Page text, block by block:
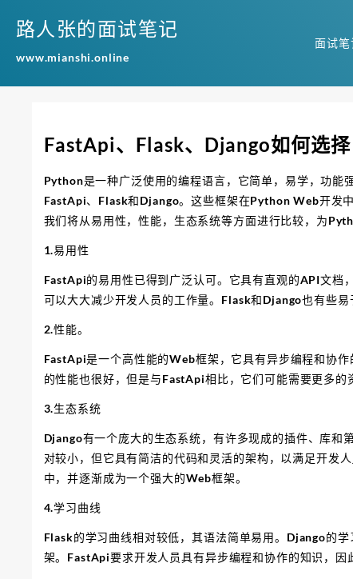
路人张的面试笔记
www.mianshi.online
面试笔
FastApi、Flask、Django如何选择
Python是一种广泛使用的编程语言，它简单，易学，功
FastApi、Flask和Django。这些框架在Python Web开发
我们将从易用性，性能，生态系统等方面进行比较，为
1.易用性
FastApi的易用性已得到广泛认可。它具有直观的API文档
可以大大减少开发人员的工作量。Flask和Django也有些易
2.性能。
FastApi是一个高性能的Web框架，它具有异步编程和协
的性能也很好，但是与FastApi相比，它们可能需要更多的
3.生态系统
Django有一个庞大的生态系统，有许多现成的插件、库和
对较小，但它具有简洁的代码和灵活的架构，以满足开发
中，并逐渐成为一个强大的Web框架。
4.学习曲线
Flask的学习曲线相对较低，其语法简单易用。Django的
架。FastApi要求开发人员具有异步编程和协作的知识，因